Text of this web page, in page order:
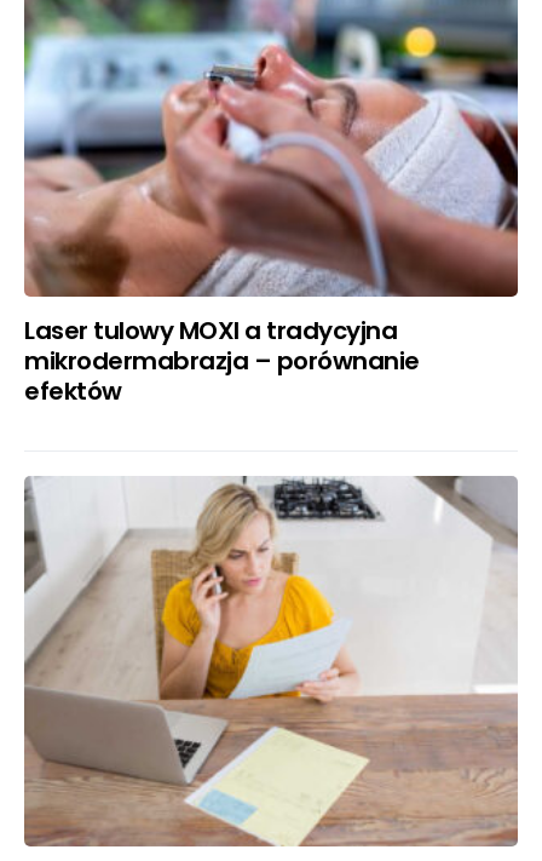
Laser tulowy MOXI a tradycyjna
mikrodermabrazja – porównanie
efektów